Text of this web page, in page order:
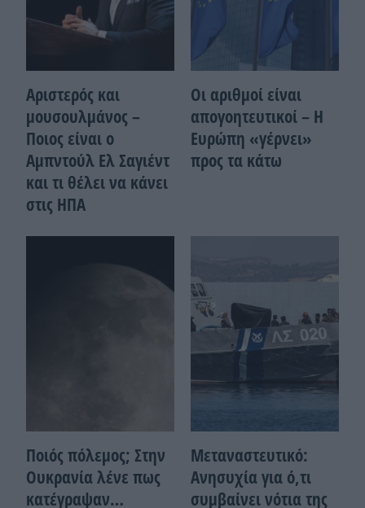
Αριστερός και
μουσουλμάνος –
Ποιoς είναι ο
Αμπντούλ Ελ Σαγιέντ
και τι θέλει να κάνει
στις ΗΠΑ
Οι αριθμοί είναι
απογοητευτικοί – Η
Ευρώπη «γέρνει»
προς τα κάτω
Ποιός πόλεμος; Στην
Ουκρανία λένε πως
κατέγραψαν…
Μεταναστευτικό:
Ανησυχία για ό,τι
συμβαίνει νότια της